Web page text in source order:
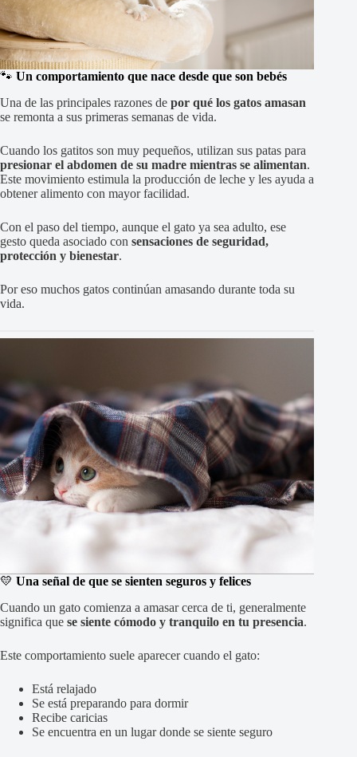
🐾 Un comportamiento que nace desde que son bebés
Una de las principales razones de por qué los gatos amasan
se remonta a sus primeras semanas de vida.
Cuando los gatitos son muy pequeños, utilizan sus patas para
presionar el abdomen de su madre mientras se alimentan.
Este movimiento estimula la producción de leche y les ayuda a
obtener alimento con mayor facilidad.
Con el paso del tiempo, aunque el gato ya sea adulto, ese
gesto queda asociado con sensaciones de seguridad,
protección y bienestar.
Por eso muchos gatos continúan amasando durante toda su
vida.
💛 Una señal de que se sienten seguros y felices
Cuando un gato comienza a amasar cerca de ti, generalmente
significa que se siente cómodo y tranquilo en tu presencia.
Este comportamiento suele aparecer cuando el gato:
Está relajado
Se está preparando para dormir
Recibe caricias
Se encuentra en un lugar donde se siente seguro